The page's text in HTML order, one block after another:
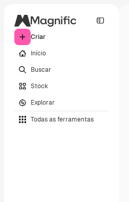
Criar
Início
Buscar
Stock
Explorar
Todas as ferramentas